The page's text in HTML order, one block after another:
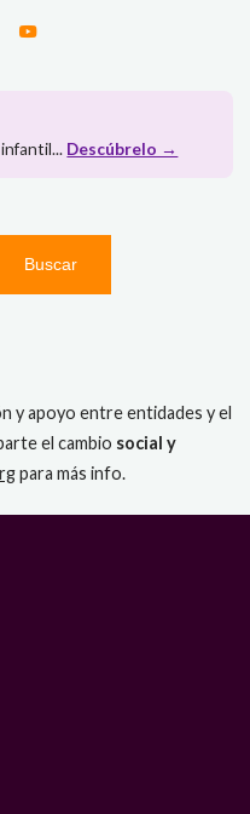
Descúbrelo →
Buscar
y apoyo entre entidades y el
el cambio social y
para más info.